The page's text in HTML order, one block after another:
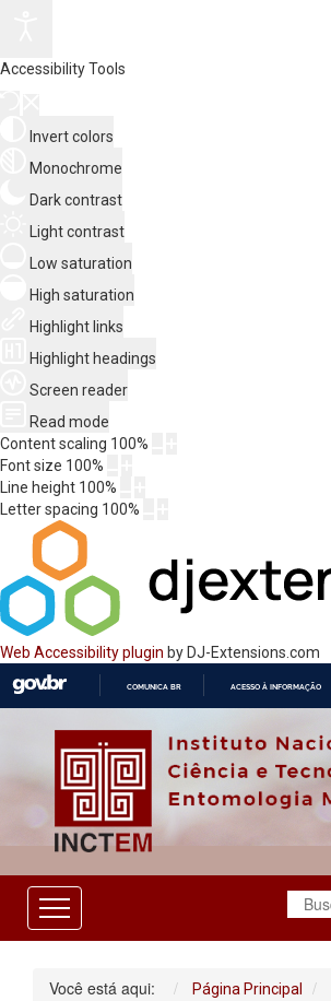
Accessibility Tools
Invert colors
Monochrome
Dark contrast
Light contrast
Low saturation
High saturation
Highlight links
Highlight headings
Screen reader
Read mode
Content scaling 100%
Font size 100%
Line height 100%
Letter spacing 100%
Web Accessibility plugin by DJ-Extensions.com
O
COMUNICA BR ACESSO À INFORMAÇÃO
Você está aqui: Página Principal